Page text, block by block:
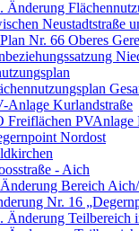
Änderung
Neustadtstraße
Nr. 66 Oberes
Anlage Kurlandstraße
Freiflächen PV­Anlage
Nordost
- Aich
Bereich
Nr. 16
Änderung Teilbereich